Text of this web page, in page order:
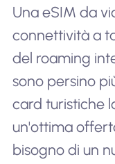
Una eSIM da
connettività a
del roaming
sono persino
card turistiche
un'ottima
bisogno di un